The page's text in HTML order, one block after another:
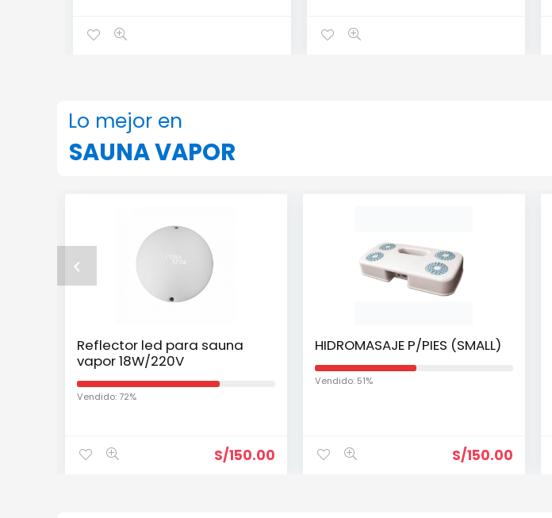
Lo mejor en
SAUNA VAPOR
Reflector led para sauna
vapor 18W/220V
Vendido: 72%
S/150.00
HIDROMASAJE P/PIES (SMALL)
Vendido: 51%
S/150.00